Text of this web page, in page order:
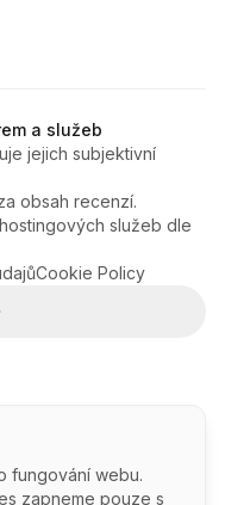
fungování webu.
zapneme pouze s
a služeb
jejich subjektivní
obsah recenzí.
služeb dle
Cookie Policy